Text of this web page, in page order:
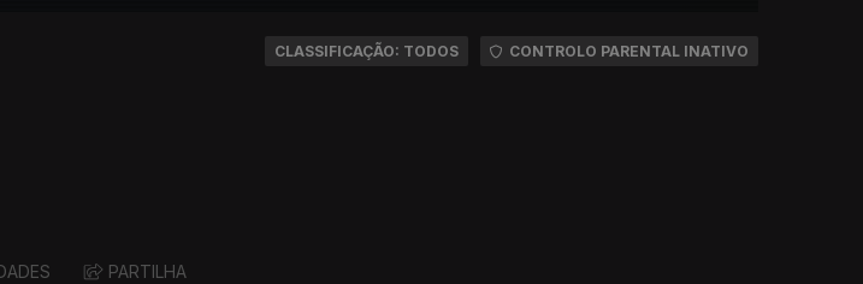
CLASSIFICAÇÃO: TODOS CONTROLO PARENTAL INATIVO
PARTILHA